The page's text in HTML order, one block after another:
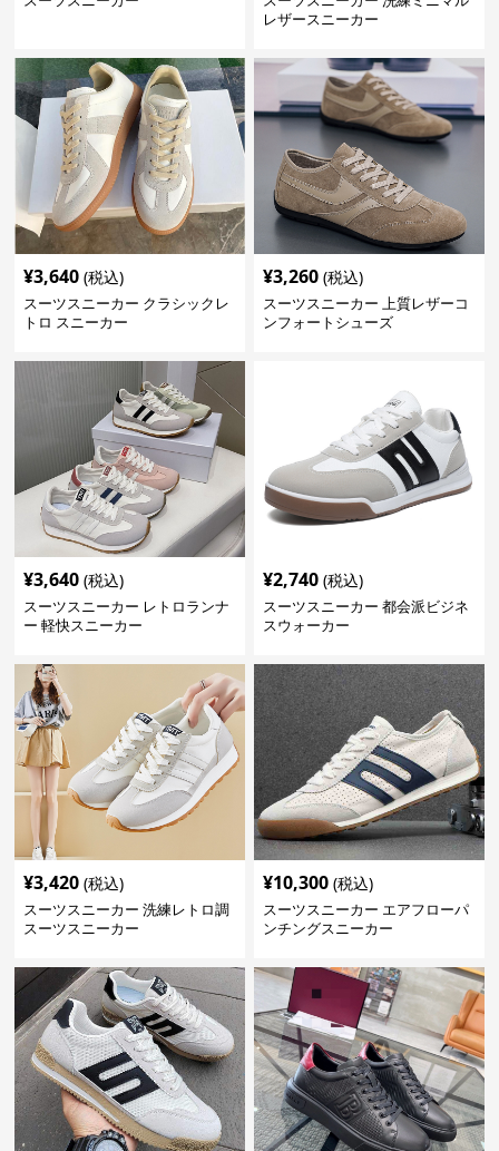
レザースニーカー
¥3,640 (税込)
スーツスニーカー クラシックレ
トロ スニーカー
¥3,260 (税込)
スーツスニーカー 上質レザーコ
ンフォートシューズ
¥3,640 (税込)
スーツスニーカー レトロランナ
ー 軽快スニーカー
¥2,740 (税込)
スーツスニーカー 都会派ビジネ
スウォーカー
¥3,420 (税込)
スーツスニーカー 洗練レトロ調
スーツスニーカー
¥10,300 (税込)
スーツスニーカー エアフローパ
ンチングスニーカー